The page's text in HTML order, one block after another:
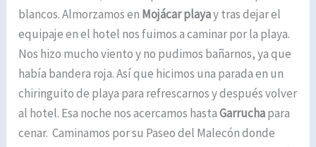
blancos. Almorzamos en Mojácar playay tras dejar el
equipaje en el hotel nos fuimos a caminar por la playa.
Nos hizo mucho viento y no pudimos bañarnos, ya que
había bandera roja. Así que hicimos una parada en un
chiringuito de playa para refrescarnos y después volver
al hotel. Esa noche nos acercamos hastaGarruchapara
cenar. Caminamos por su Paseo del Malecón donde